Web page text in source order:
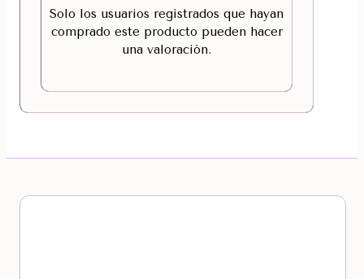
Solo los usuarios registrados que hayan
comprado este producto pueden hacer
una valoración.